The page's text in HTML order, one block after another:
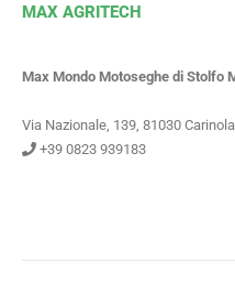
MAX AGRITECH
Max Mondo Motoseghe di Stolfo
Via Nazionale, 139, 81030
+39 0823 939183